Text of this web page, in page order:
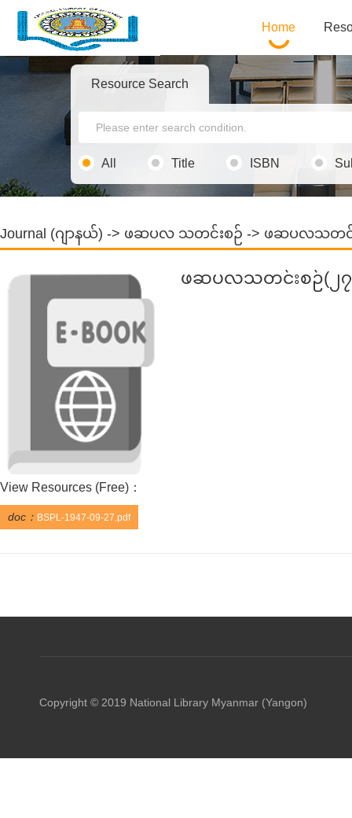
Home
Resource Search
All Title ISBN
Journal (ဂျာနယ်) -> ဖဆပလ သတင်းစဉ် -> ဖဆပလသတင်
ဖဆပလသတင်းစဉ်(၂၇
View Resources (Free)：
doc： BSPL-1947-09-27.pdf
Copyright © 2019 National Library Myanmar (Yangon)